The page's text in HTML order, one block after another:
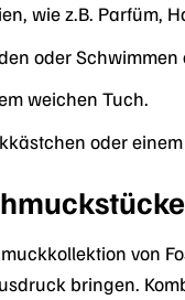
wie z.B. Parfüm,
oder Schwimmen
weichen Tuch.
oder
von
bringen.